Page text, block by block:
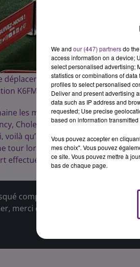
déplaceront à Avallon pour le
K6FM
les mauvais résultats en ce
Cholet et Niort, et que se
qu’arrive maintenant aussi la
tour lors du week-end des 14 et 15
effectué ce mardi soir.
compte-tenu du refus du dépôt
merci de nous donner votre
We and our (447) partnersdo
access information on a device;
select personalised advertising;
statistics or combinations of
profiles to select personalised
Deliver and present advertising
data such as IP address and
requested; Use precise
based on information transmitted
Vous pouvez accepter en
mes choix". Vous pouvez
ce site. Vous pouvez mettre à
bas de chaque page.